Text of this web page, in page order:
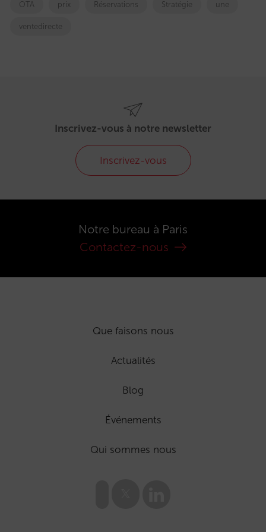
OTA prix Réservations Stratégie une
ventedirecte
Inscrivez-vous à notre newsletter
Inscrivez-vous
Notre bureau à Paris
Contactez-nous
Que faisons nous
Actualités
Blog
Événements
Qui sommes nous